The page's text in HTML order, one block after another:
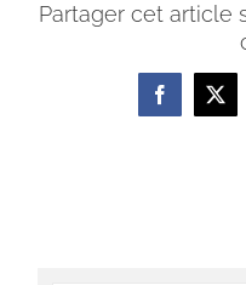
Partager cet article
Facebook
X